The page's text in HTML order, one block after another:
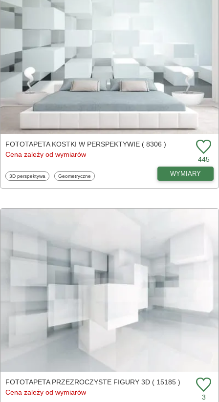
FOTOTAPETA KOSTKI W PERSPEKTYWIE ( 8306 )
Cena zależy od wymiarów
445
Fototapety
3D perspektywa Fototapety
Geometryczne WYMIARY
FOTOTAPETA PRZEZROCZYSTE FIGURY 3D ( 15185 )
Cena zależy od wymiarów
3